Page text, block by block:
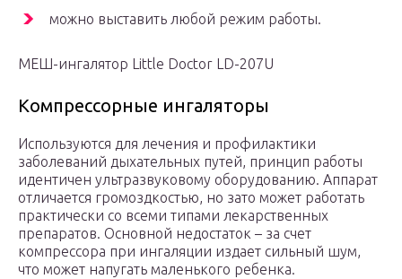
можно выставить любой режим работы.
МЕШ-ингалятор Little Doctor LD-207U
Компрессорные ингаляторы
Используются для лечения и профилактики
заболеваний дыхательных путей, принцип работы
идентичен ультразвуковому оборудованию. Аппарат
отличается громоздкостью, но зато может работать
практически со всеми типами лекарственных
препаратов. Основной недостаток – за счет
компрессора при ингаляции издает сильный шум,
что может напугать маленького ребенка.